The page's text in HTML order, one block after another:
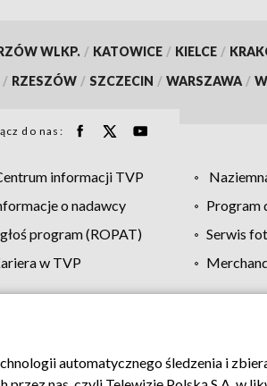
WLKP. / KATOWICE / KIELCE /
/ RZESZÓW / SZCZECIN / WARSZAWA /
do nas:
informacji TVP
o nadawcy
Program
program (ROPAT)
Serwis
w TVP
Moje zgody Pomoc Biuro
automatycznego śledzenia i